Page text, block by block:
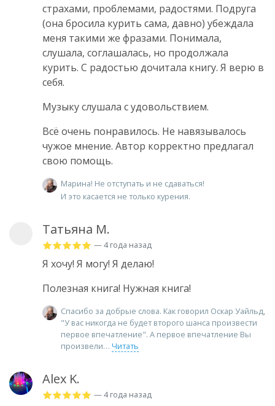
страхами, проблемами, радостями. Подруга
(она бросила курить сама, давно) убеждала
меня такими же фразами. Понимала,
слушала, соглашалась, но продолжала
курить. С радостью дочитала книгу. Я верю в
себя.
Музыку слушала с удовольствием.
Всё очень понравилось. Не навязывалось
чужое мнение. Автор корректно предлагал
свою помощь.
Марина! Не отступать и не сдаваться!
И это касается не только курения.
Татьяна М.
— 4 года назад
Я хочу! Я могу! Я делаю!
Полезная книга! Нужная книга!
Спасибо за добрые слова. Как говорил Оскар Уайльд,
"У вас никогда не будет второго шанса произвести
первое впечатление". А первое впечатление Вы
произвели
Читать
Alex K.
— 4 года назад